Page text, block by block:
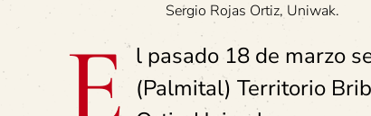
Sergio Rojas Ortiz, Uniwak.
E l pasado 18 de marzo
(Palmital) Territorio